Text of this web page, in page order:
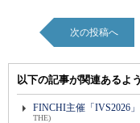
次の投稿へ
以下の記事が関連あるよ
FINCHI主催「IVS2026
THE)